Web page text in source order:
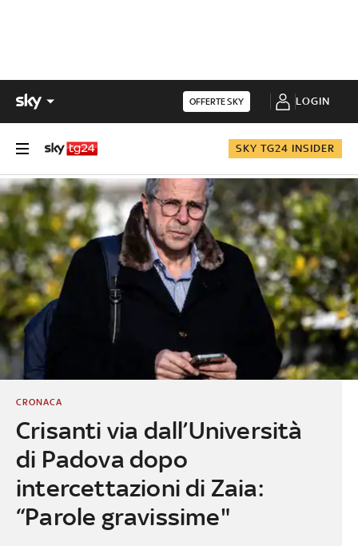
OFFERTE SKY LOGIN
SKY TG24 INSIDER
Crisanti via dall’Università
di Padova dopo
intercettazioni di Zaia:
“Parole gravissime"
CRONACA